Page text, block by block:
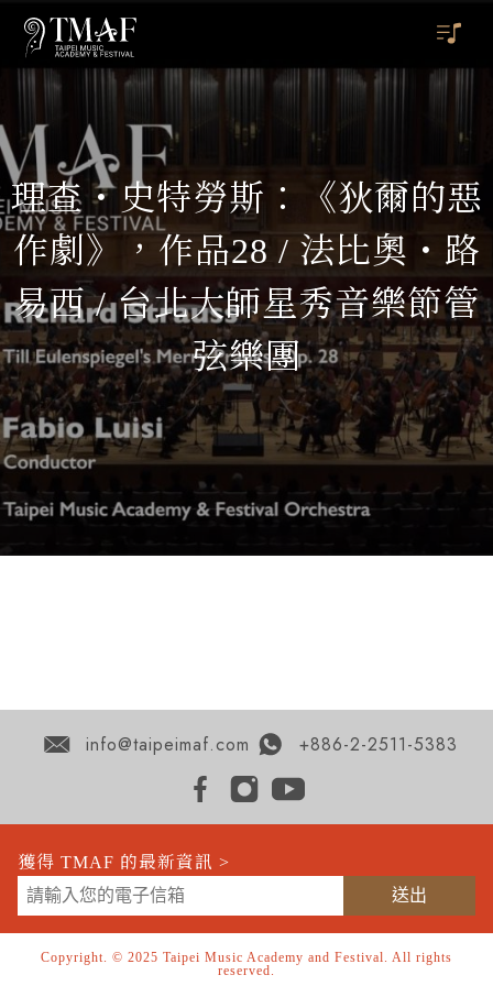
理查・史特勞斯：《狄爾的惡
作劇》，作品28 / 法比奧・路
易西 / 台北大師星秀音樂節管
弦樂團
info@taipeimaf.com +886-2-2511-5383
獲得 TMAF 的最新資訊 >
Copyright. © 2025 Taipei Music Academy and Festival. All rights
reserved.